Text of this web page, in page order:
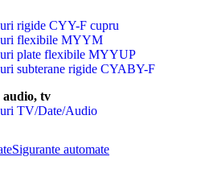
rigide CYY-F cupru
flexibile MYYM
plate flexibile MYYUP
subterane rigide CYABY-F
audio, tv
TV/Date/Audio
Sigurante automate